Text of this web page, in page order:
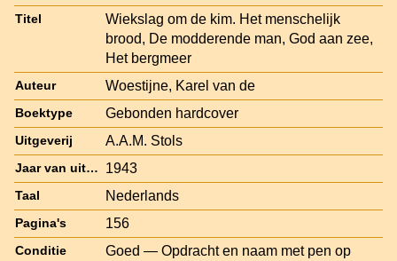
Titel
Wiekslag om de kim. Het menschelijk
brood, De modderende man, God aan zee,
Het bergmeer
Auteur Woestijne, Karel van de
Boektype Gebonden hardcover
Uitgeverij A.A.M. Stols
Jaar van uitgave 1943
Taal Nederlands
Pagina's 156
Conditie
Goed — Opdracht en naam met pen op